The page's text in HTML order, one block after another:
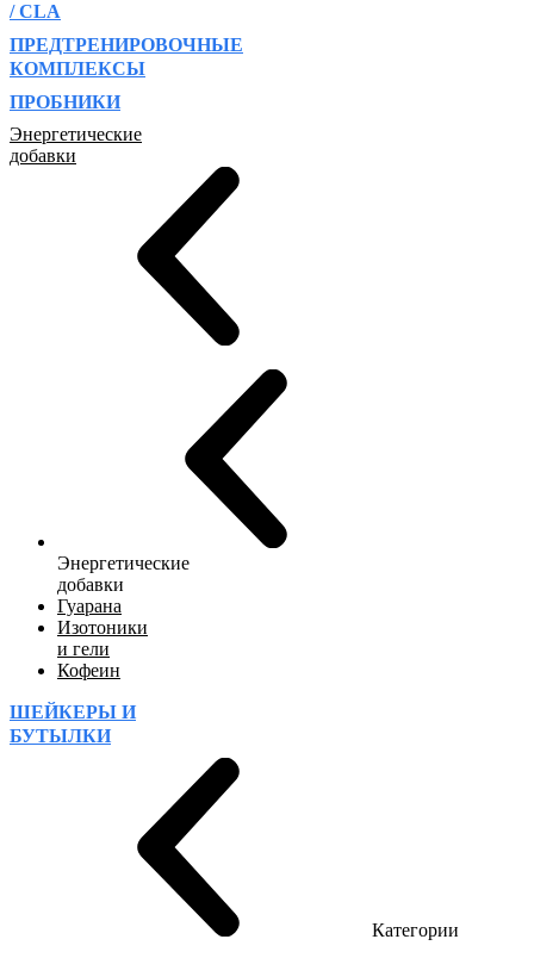
/ CLA
ПРЕДТРЕНИРОВОЧНЫЕ
КОМПЛЕКСЫ
ПРОБНИКИ
Энергетические
добавки
Энергетические
добавки
Гуарана
Изотоники
и гели
Кофеин
ШЕЙКЕРЫ И
БУТЫЛКИ
Категории